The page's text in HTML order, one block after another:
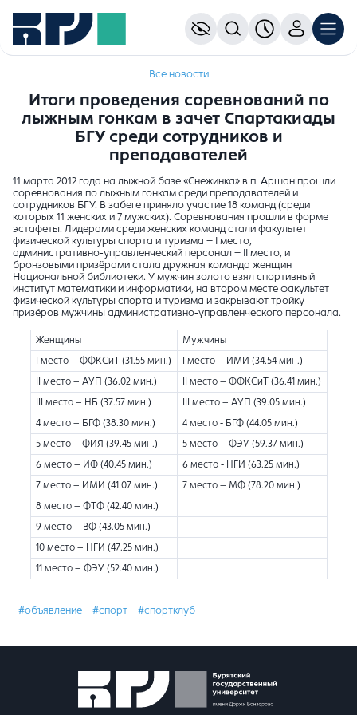
Все новости
Итоги проведения соревнований по
лыжным гонкам в зачет Cпартакиады
БГУ среди сотрудников и
преподавателей
11 марта 2012 года на лыжной базе «Снежинка» в п. Аршан прошли
соревнования по лыжным гонкам среди преподавателей и
сотрудников БГУ. В забеге приняло участие 18 команд (среди
которых 11 женских и 7 мужских). Соревнования прошли в форме
эстафеты. Лидерами среди женских команд стали факультет
физической культуры спорта и туризма – I место,
административно-управленческий персонал – II место, и
бронзовыми призёрами стала дружная команда женщин
Национальной библиотеки. У мужчин золото взял спортивный
институт математики и информатики, на втором месте факультет
физической культуры спорта и туризма и закрывают тройку
призёров мужчины административно-управленческого персонала.
Женщины Мужчины
I место – ФФКСиТ (31.55 мин.) I место – ИМИ (34.54 мин.)
II место – АУП (36.02 мин.) II место – ФФКСиТ (36.41 мин.)
III место – НБ (37.57 мин.) III место – АУП (39.05 мин.)
4 место – БГФ (38.30 мин.) 4 место - БГФ (44.05 мин.)
5 место – ФИЯ (39.45 мин.) 5 место – ФЭУ (59.37 мин.)
6 место – ИФ (40.45 мин.) 6 место - НГИ (63.25 мин.)
7 место – ИМИ (41.07 мин.) 7 место – МФ (78.20 мин.)
8 место – ФТФ (42.40 мин.)
9 место – ВФ (43.05 мин.)
10 место – НГИ (47.25 мин.)
11 место – ФЭУ (52.40 мин.)
#объявление #спорт #спортклуб